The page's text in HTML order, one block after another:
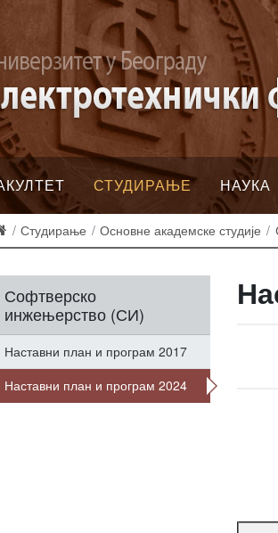
СТУДИРАЊЕ НАУКА
Студирање Основне академске студије
Софтверско
инжењерство (СИ)
Наставни план и програм 2017
Наставни план и програм 2024